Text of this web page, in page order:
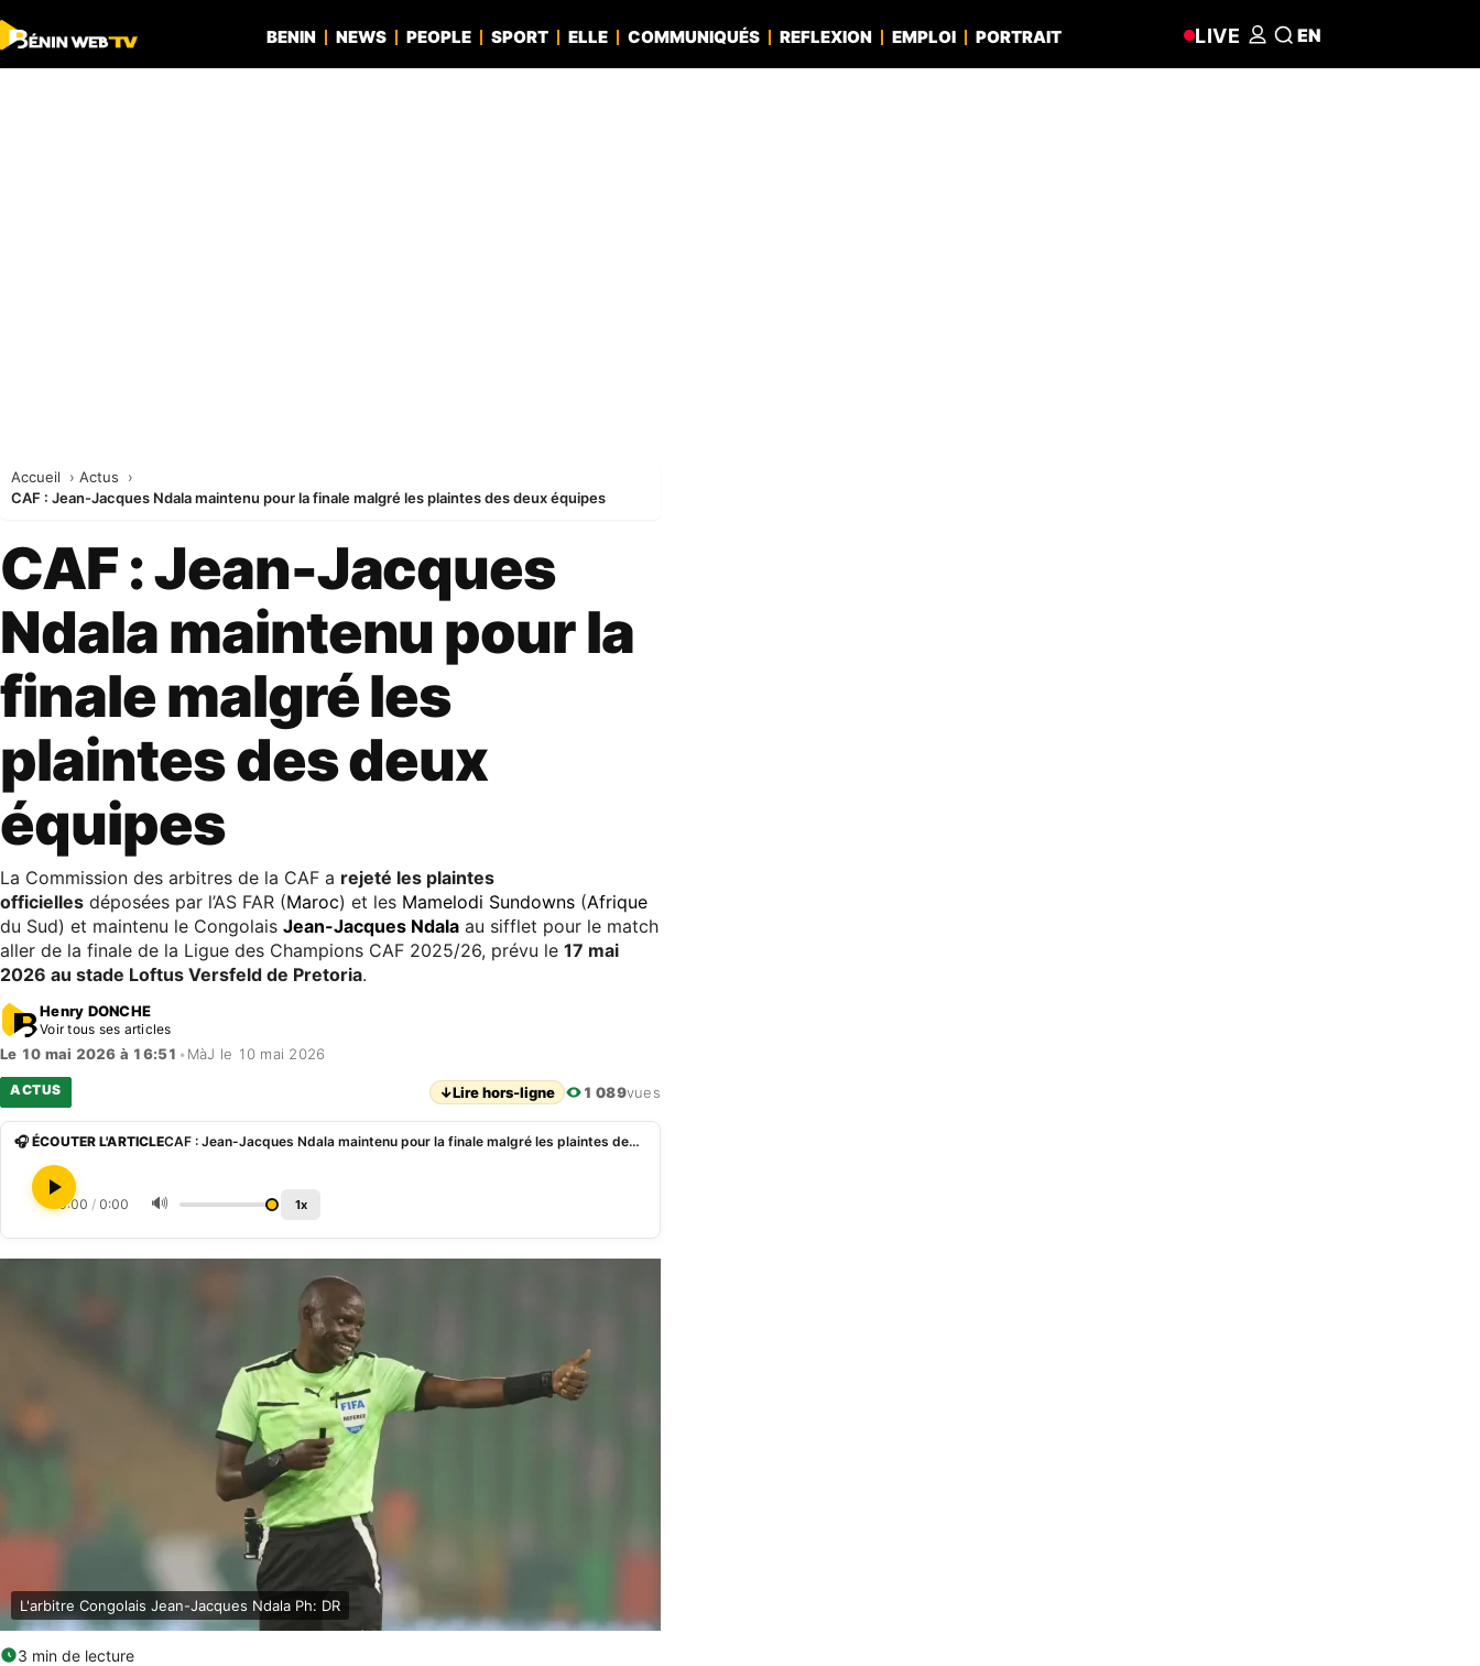
BENIN NEWS PEOPLE SPORT ELLE COMMUNIQUÉS REFLEXION EMPLOI PORTRAIT LIVE EN
Accueil
Actus
CAF : Jean-Jacques Ndala maintenu pour la finale malgré les plaintes des deux équipes
CAF : Jean-Jacques
Ndala maintenu pour la
finale malgré les
plaintes des deux
équipes
La Commission des arbitres de la CAF a rejeté les plaintes
officielles déposées par l’AS FAR (Maroc) et les Mamelodi Sundowns (Afrique
du Sud) et maintenu le Congolais Jean-Jacques Ndala au sifflet pour le match
aller de la finale de la Ligue des Champions CAF 2025/26, prévu le 17 mai
2026 au stade Loftus Versfeld de Pretoria.
Henry DONCHE
Voir tous ses articles
Le 10 mai 2026 à 16:51 • MàJ le 10 mai 2026
ACTUS ↓Lire hors-ligne 1 089vues
🎧 ÉCOUTER L'ARTICLE CAF : Jean-Jacques Ndala maintenu pour la finale malgré les plaintes des deux équipes
0:00 / 0:00 🔊 1x
L'arbitre Congolais Jean-Jacques Ndala Ph: DR
3 min de lecture